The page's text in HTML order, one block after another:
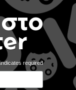
required